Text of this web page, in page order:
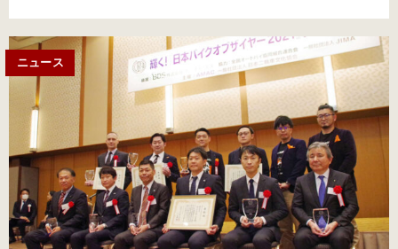
クは何？＜前編＞●「日本バイクオブザ…
ニュース